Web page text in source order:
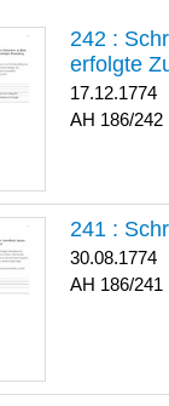
242 :
erfolgte
17.12.1774
186/242
241 :
30.08.1774
186/241